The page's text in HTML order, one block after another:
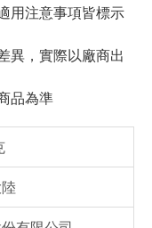
用注意事項皆標示
異，實際以廠商出
品為準